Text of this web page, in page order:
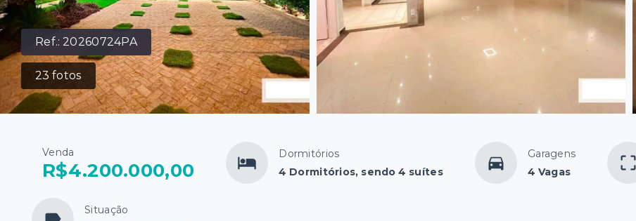
Ref.:20260724PA
23 fotos
Venda
R$4.200.000,00
Dormitórios
4 Dormitórios, sendo 4 suítes
Garagens
4 Vagas
Situação